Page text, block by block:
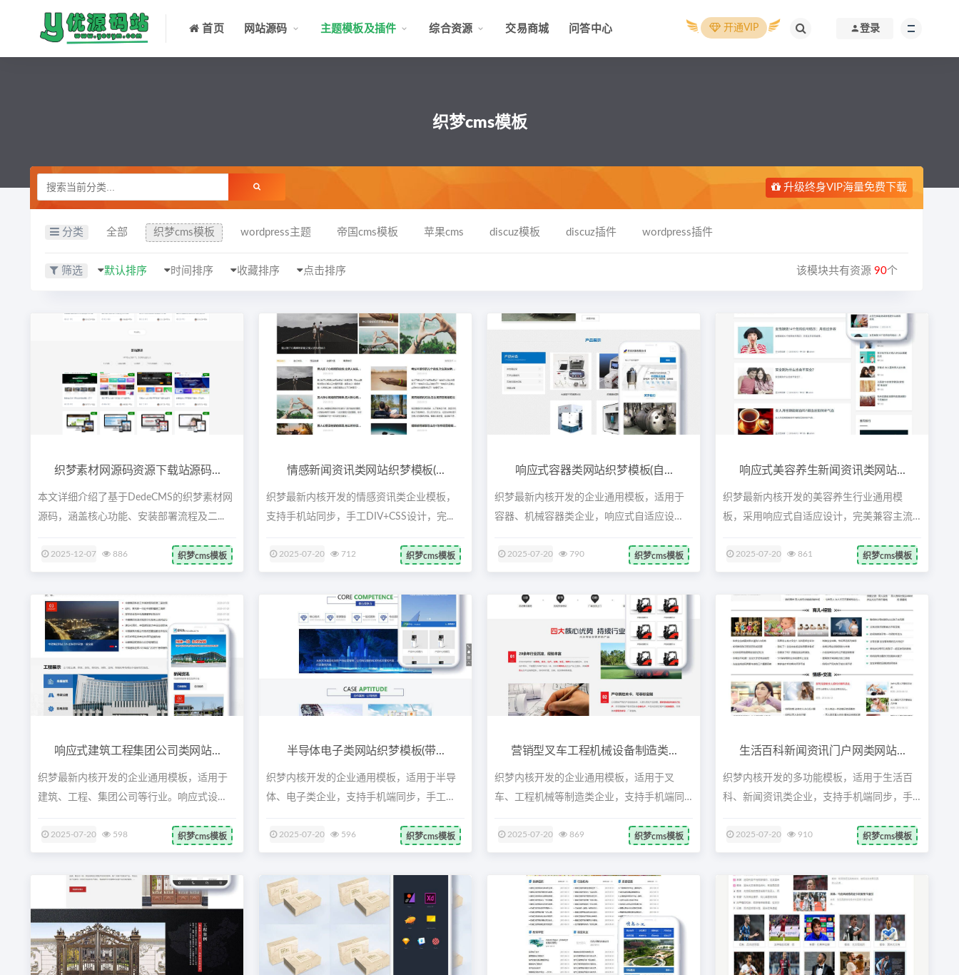
首页 网站源码 主题模板及插件 综合资源 交易商城 问答中心 开通VIP 登录
织梦cms模板
升级终身VIP海量免费下载
分类 全部 织梦cms模板 wordpress主题 帝国cms模板 苹果cms discuz模板 discuz插件 wordpress插件
筛选 默认排序 时间排序 收藏排序 点击排序 该模块共有资源 90个
织梦素材网源码资源下载站源码...
本文详细介绍了基于DedeCMS的织梦素材网
源码，涵盖核心功能、安装部署流程及二...
2025-12-07 886 织梦cms模板
情感新闻资讯类网站织梦模板(...
织梦最新内核开发的情感资讯类企业模板，
支持手机站同步，手工DIV+CSS设计，完...
2025-07-20 712 织梦cms模板
响应式容器类网站织梦模板(自...
织梦最新内核开发的企业通用模板，适用于
容器、机械容器类企业，响应式自适应设
2025-07-20 790 织梦cms模板
响应式美容养生新闻资讯类网站...
织梦最新内核开发的美容养生行业通用模
板，采用响应式自适应设计，完美兼容主流
2025-07-20 861 织梦cms模板
响应式建筑工程集团公司类网站...
织梦最新内核开发的企业通用模板，适用于
建筑、工程、集团公司等行业。响应式设
2025-07-20 598 织梦cms模板
半导体电子类网站织梦模板(带...
织梦内核开发的企业通用模板，适用于半导
体、电子类企业，支持手机端同步，手工
2025-07-20 596 织梦cms模板
营销型叉车工程机械设备制造类...
织梦内核开发的企业通用模板，适用于叉
车、工程机械等制造类企业，支持手机端同
2025-07-20 869 织梦cms模板
生活百科新闻资讯门户网类网站...
织梦内核开发的多功能模板，适用于生活百
科、新闻资讯类企业，支持手机端同步，手
2025-07-20 910 织梦cms模板